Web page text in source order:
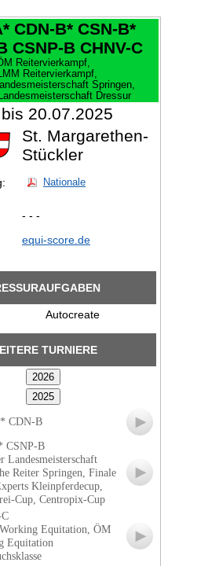
CDN-B* CSN-B*
CSNP-B CHNV-C
Reitervierkampf,
Reitervierkampf,
Springen,
Dressur
20.07.2025
St. Margarethen-
Stückler
Nationale
- - -
equi-score.de
Autocreate
TURNIERE
CDN-B
CSNP-B
Landesmeisterschaft
Reiter Springen, Finale
Kleinpferdecup,
Cup, Centropix-Cup
Equitation, ÖM
Equitation